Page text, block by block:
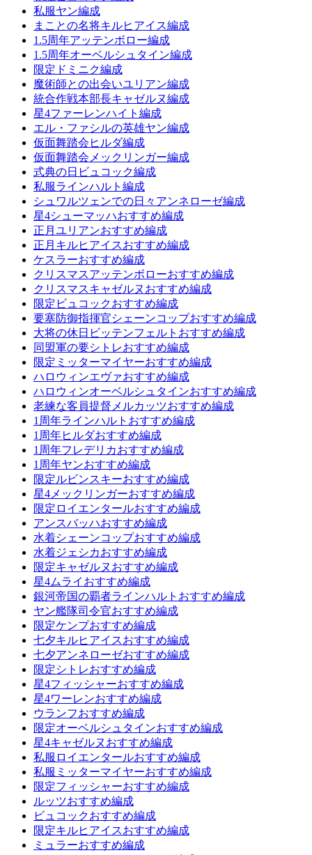
私服ヤン編成
まことの名将キルヒアイス編成
1.5周年アッテンボロー編成
1.5周年オーベルシュタイン編成
限定ドミニク編成
魔術師との出会いユリアン編成
統合作戦本部長キャゼルヌ編成
星4ファーレンハイト編成
エル・ファシルの英雄ヤン編成
仮面舞踏会ヒルダ編成
仮面舞踏会メックリンガー編成
式典の日ビュコック編成
私服ラインハルト編成
シュワルツェンでの日々アンネローゼ編成
星4シューマッハおすすめ編成
正月ユリアンおすすめ編成
正月キルヒアイスおすすめ編成
ケスラーおすすめ編成
クリスマスアッテンボローおすすめ編成
クリスマスキャゼルヌおすすめ編成
限定ビュコックおすすめ編成
要塞防御指揮官シェーンコップおすすめ編成
大将の休日ビッテンフェルトおすすめ編成
同盟軍の要シトレおすすめ編成
限定ミッターマイヤーおすすめ編成
ハロウィンエヴァおすすめ編成
ハロウィンオーベルシュタインおすすめ編成
老練な客員提督メルカッツおすすめ編成
1周年ラインハルトおすすめ編成
1周年ヒルダおすすめ編成
1周年フレデリカおすすめ編成
1周年ヤンおすすめ編成
限定ルビンスキーおすすめ編成
星4メックリンガーおすすめ編成
限定ロイエンタールおすすめ編成
アンスバッハおすすめ編成
水着シェーンコップおすすめ編成
水着ジェシカおすすめ編成
限定キャゼルヌおすすめ編成
星4ムライおすすめ編成
銀河帝国の覇者ラインハルトおすすめ編成
ヤン艦隊司令官おすすめ編成
限定ケンプおすすめ編成
七夕キルヒアイスおすすめ編成
七夕アンネローゼおすすめ編成
限定シトレおすすめ編成
星4フィッシャーおすすめ編成
星4ワーレンおすすめ編成
ウランフおすすめ編成
限定オーベルシュタインおすすめ編成
星4キャゼルヌおすすめ編成
私服ロイエンタールおすすめ編成
私服ミッターマイヤーおすすめ編成
限定フィッシャーおすすめ編成
ルッツおすすめ編成
ビュコックおすすめ編成
限定キルヒアイスおすすめ編成
ミュラーおすすめ編成